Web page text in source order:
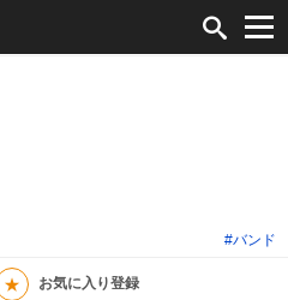
#バンド
★ お気に入り登録